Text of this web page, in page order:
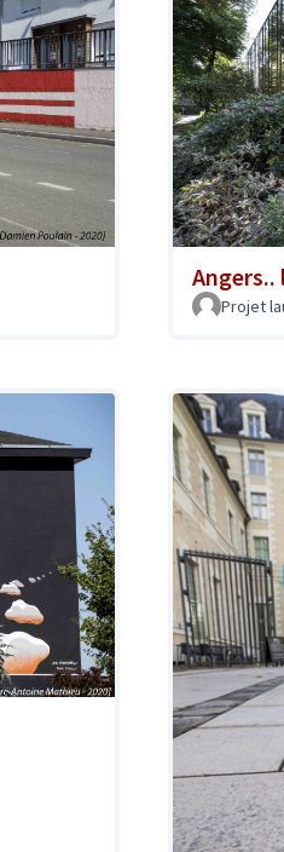
Angers..
Projet